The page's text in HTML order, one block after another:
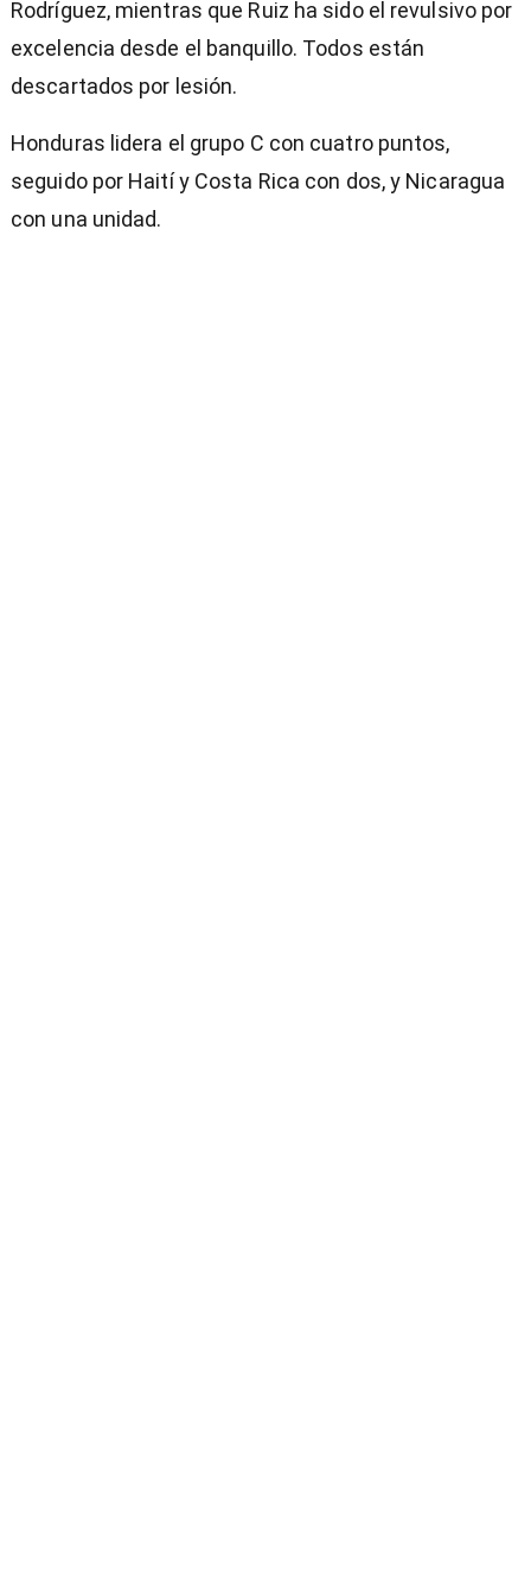
Rodríguez, mientras que Ruiz ha sido el revulsivo por
excelencia desde el banquillo. Todos están
descartados por lesión.
Honduras lidera el grupo C con cuatro puntos,
seguido por Haití y Costa Rica con dos, y Nicaragua
con una unidad.